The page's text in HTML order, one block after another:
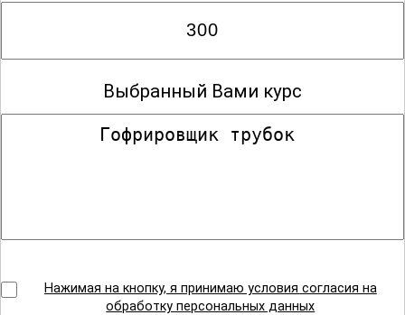
Выбранный Вами курс
Нажимая на кнопку, я принимаю условия согласия на
обработку персональных данных